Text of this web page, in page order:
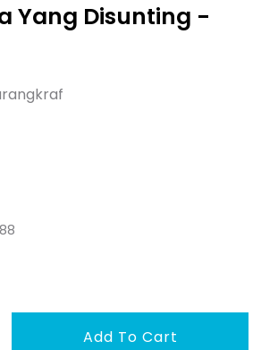
Yang Disunting -